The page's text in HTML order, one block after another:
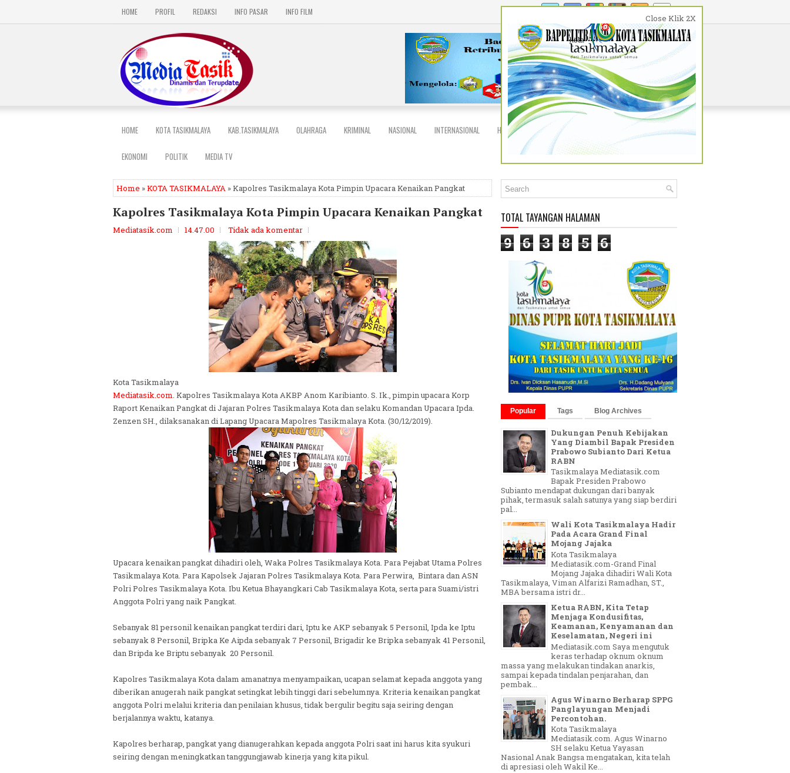
HOME PROFIL REDAKSI INFO PASAR INFO FILM
HOME KOTA TASIKMALAYA KAB.TASIKMALAYA OLAHRAGA KRIMINAL NASIONAL INTERNASIONAL HIBURAN WISATA DAN BUDAYA PENDIDIKAN
EKONOMI POLITIK MEDIA TV
Home »KOTA TASIKMALAYA » Kapolres Tasikmalaya Kota Pimpin Upacara Kenaikan Pangkat
Kapolres Tasikmalaya Kota Pimpin Upacara Kenaikan Pangkat
Mediatasik.com 14.47.00 Tidak ada komentar
Kota Tasikmalaya
Mediatasik.com. Kapolres Tasikmalaya Kota AKBP Anom Karibianto. S. Ik., pimpin upacara Korp
Raport Kenaikan Pangkat di Jajaran Polres Tasikmalaya Kota dan selaku Komandan Upacara Ipda.
Zenzen SH., dilaksanakan di Lapang Upacara Mapolres Tasikmalaya Kota. (30/12/2019).
Upacara kenaikan pangkat dihadiri oleh, Waka Polres Tasikmalaya Kota. Para Pejabat Utama Polres
Tasikmalaya Kota. Para Kapolsek Jajaran Polres Tasikmalaya Kota. Para Perwira, Bintara dan ASN
Polri Polres Tasikmalaya Kota. Ibu Ketua Bhayangkari Cab Tasikmalaya Kota, serta para Suami/istri
Anggota Polri yang naik Pangkat.
Sebanyak 81 personil kenaikan pangkat terdiri dari, Iptu ke AKP sebanyak 5 Personil, Ipda ke Iptu
sebanyak 8 Personil, Bripka Ke Aipda sebanyak 7 Personil, Brigadir ke Bripka sebanyak 41 Personil,
dan Bripda ke Briptu sebanyak 20 Personil.
Kapolres Tasikmalaya Kota dalam amanatnya menyampaikan, ucapan selamat kepada anggota yang
diberikan anugerah naik pangkat setingkat lebih tinggi dari sebelumnya. Kriteria kenaikan pangkat
anggota Polri melalui kriteria dan penilaian khusus, tidak bergulir begitu saja seiring dengan
berjalannya waktu, katanya.
Kapolres berharap, pangkat yang dianugerahkan kepada anggota Polri saat ini harus kita syukuri
seiring dengan meningkatkan tanggungjawab kinerja yang kita pikul.
TOTAL TAYANGAN HALAMAN
9 6 3 8 5 6
Popular Tags Blog Archives
Dukungan Penuh Kebijakan
Yang Diambil Bapak Presiden
Prabowo Subianto Dari Ketua
RABN
Tasikmalaya Mediatasik.com
Bapak Presiden Prabowo
Subianto mendapat dukungan dari banyak
pihak, termasuk salah satunya yang siap berdiri
pal...
Wali Kota Tasikmalaya Hadir
Pada Acara Grand Final
Mojang Jajaka
Kota Tasikmalaya
Mediatasik.com-Grand Final
Mojang Jajaka dihadiri Wali Kota
Tasikmalaya, Viman Alfarizi Ramadhan, ST.,
MBA bersama istri dr...
Ketua RABN, Kita Tetap
Menjaga Kondusifitas,
Keamanan, Kenyamanan dan
Keselamatan, Negeri ini
Mediatasik.com Saya mengutuk
keras terhadap oknum oknum
massa yang melakukan tindakan anarkis,
sampai kepada tindalan penjarahan, dan
pembak...
Agus Winarno Berharap SPPG
Panglayungan Menjadi
Percontohan.
Kota Tasikmalaya
Mediatasik.com. Agus Winarno
SH selaku Ketua Yayasan
Nasional Anak Bangsa mengatakan, kita telah
di apresiasi oleh Wakil Ke...
Close Klik 2X